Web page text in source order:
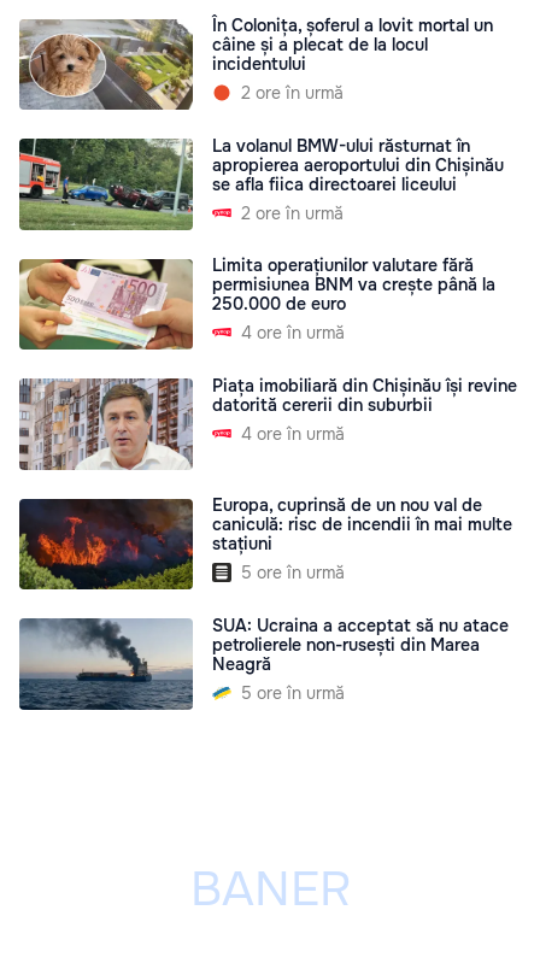
În Colonița, șoferul a lovit mortal un
câine și a plecat de la locul
incidentului
2 ore în urmă
La volanul BMW-ului răsturnat în
apropierea aeroportului din Chișinău
se afla fiica directoarei liceului
2 ore în urmă
Limita operațiunilor valutare fără
permisiunea BNM va crește până la
250.000 de euro
4 ore în urmă
Piața imobiliară din Chișinău își revine
datorită cererii din suburbii
4 ore în urmă
Europa, cuprinsă de un nou val de
caniculă: risc de incendii în mai multe
stațiuni
5 ore în urmă
SUA: Ucraina a acceptat să nu atace
petrolierele non-rusești din Marea
Neagră
5 ore în urmă